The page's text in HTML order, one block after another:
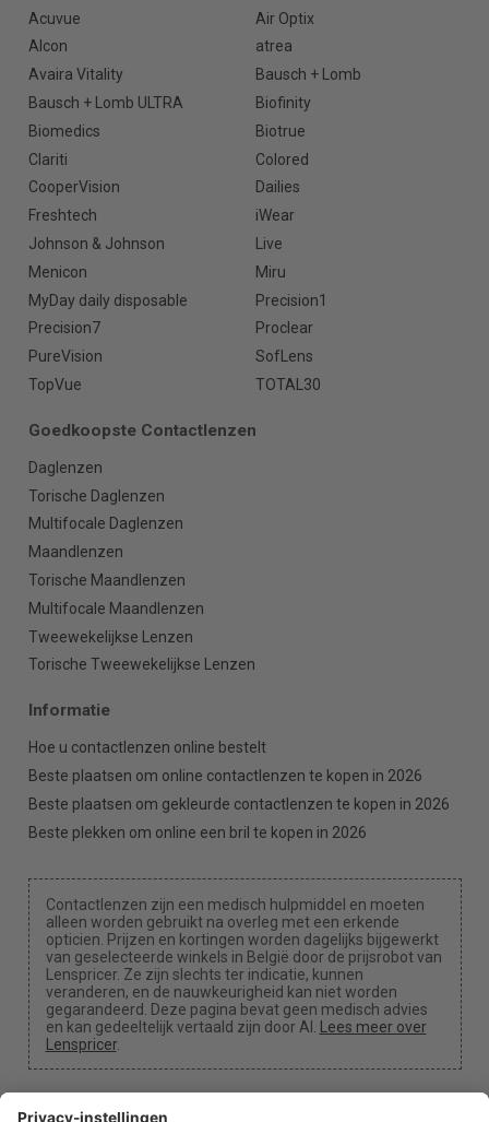
Acuvue
Air Optix
Alcon
atrea
Avaira Vitality
Bausch + Lomb
Bausch + Lomb ULTRA
Biofinity
Biomedics
Biotrue
Clariti
Colored
CooperVision
Dailies
Freshtech
iWear
Johnson & Johnson
Live
Menicon
Miru
MyDay daily disposable
Precision1
Precision7
Proclear
PureVision
SofLens
TopVue
TOTAL30
Goedkoopste Contactlenzen
Daglenzen
Torische Daglenzen
Multifocale Daglenzen
Maandlenzen
Torische Maandlenzen
Multifocale Maandlenzen
Tweewekelijkse Lenzen
Torische Tweewekelijkse Lenzen
Informatie
Hoe u contactlenzen online bestelt
Beste plaatsen om online contactlenzen te kopen in 2026
Beste plaatsen om gekleurde contactlenzen te kopen in 2026
Beste plekken om online een bril te kopen in 2026
Contactlenzen zijn een medisch hulpmiddel en moeten
alleen worden gebruikt na overleg met een erkende
opticien. Prijzen en kortingen worden dagelijks bijgewerkt
van geselecteerde winkels in België door de prijsrobot van
Lenspricer. Ze zijn slechts ter indicatie, kunnen
veranderen, en de nauwkeurigheid kan niet worden
gegarandeerd. Deze pagina bevat geen medisch advies
en kan gedeeltelijk vertaald zijn door AI. Lees meer over
Lenspricer.